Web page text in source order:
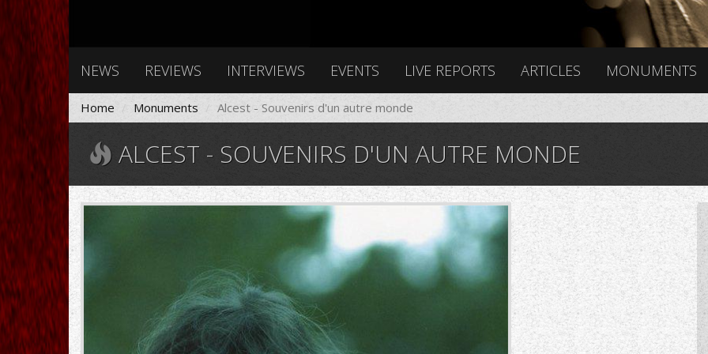
NEWS REVIEWS INTERVIEWS EVENTS LIVE REPORTS ARTICLES MONUMENTS
Home Monuments Alcest - Souvenirs d'un autre monde
ALCEST - SOUVENIRS D'UN AUTRE MONDE
416569.jpg